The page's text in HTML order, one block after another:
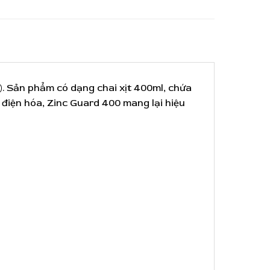
). Sản phẩm có dạng chai xịt 400ml, chứa
hóa, Zinc Guard 400 mang lại hiệu